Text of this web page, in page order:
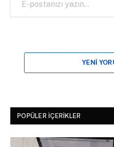
YENI
POPÜLER İÇERIKLER